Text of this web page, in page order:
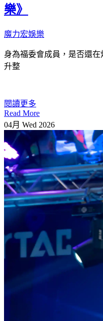
樂》
魔力宏娛樂
身為福委會成員，是否還
升整
閱讀更多
Read More
04月 Wed 2026